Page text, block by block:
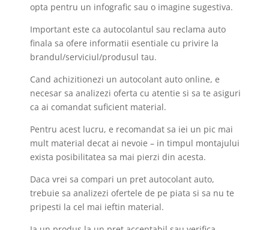
opta pentru un infografic sau o imagine sugestiva.
Important este ca autocolantul sau reclama auto
finala sa ofere informatii esentiale cu privire la
brandul/serviciul/produsul tau.
Cand achizitionezi un autocolant auto online, e
necesar sa analizezi oferta cu atentie si sa te asiguri
ca ai comandat suficient material.
Pentru acest lucru, e recomandat sa iei un pic mai
mult material decat ai nevoie – in timpul montajului
exista posibilitatea sa mai pierzi din acesta.
Daca vrei sa compari un pret autocolant auto,
trebuie sa analizezi ofertele de pe piata si sa nu te
pripesti la cel mai ieftin material.